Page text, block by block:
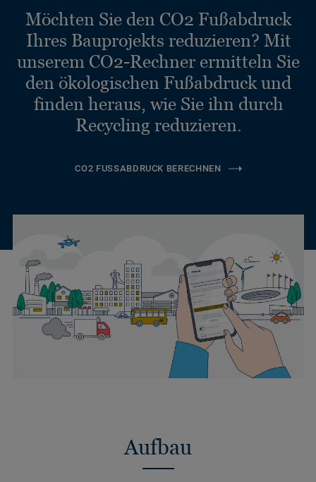
Möchten Sie den CO2 Fußabdruck
Ihres Bauprojekts reduzieren? Mit
unserem CO2-Rechner ermitteln Sie
den ökologischen Fußabdruck und
finden heraus, wie Sie ihn durch
Recycling reduzieren.
CO2 FUSSABDRUCK BERECHNEN
Aufbau